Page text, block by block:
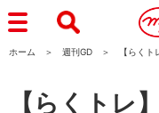
ホーム 週刊GD 【らく
【らくトレ